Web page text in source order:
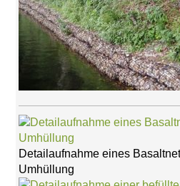
Schwimmmatten
taue
(RepoFloat)
Wasserspeichermatte
Impressum
Datenschutz
Suche
MENÜ
SCHLIESSEN
Detailaufnahme eines
Umhüllung